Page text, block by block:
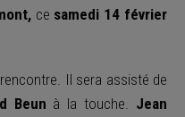
ce samedi 14 février
Il sera assisté de
Beun à la touche. Jean